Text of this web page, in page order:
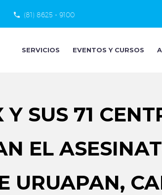
(81) 8625 - 9100
SERVICIOS EVENTOS Y CURSOS
Y SUS 71
EL
URUAPAN,